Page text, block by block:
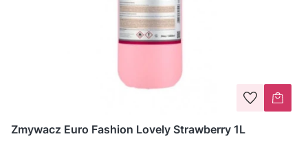
Zmywacz Euro Fashion Lovely Strawberry 1L